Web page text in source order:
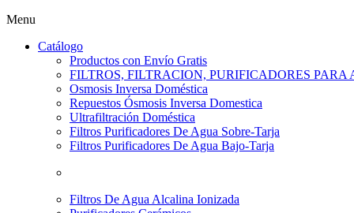
Menu
Catálogo
Productos con Envío Gratis
FILTROS, FILTRACION, PURIFICADORES PARA
Osmosis Inversa Doméstica
Repuestos Ósmosis Inversa Domestica
Ultrafiltración Doméstica
Filtros Purificadores De Agua Sobre-Tarja
Filtros Purificadores De Agua Bajo-Tarja
Filtros De Agua Alcalina Ionizada